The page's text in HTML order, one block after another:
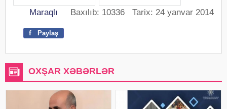
Maraqlı Baxılıb: 10336 Tarix: 24 yanvar 2014
f Paylaş
OXŞAR XƏBƏRLƏR